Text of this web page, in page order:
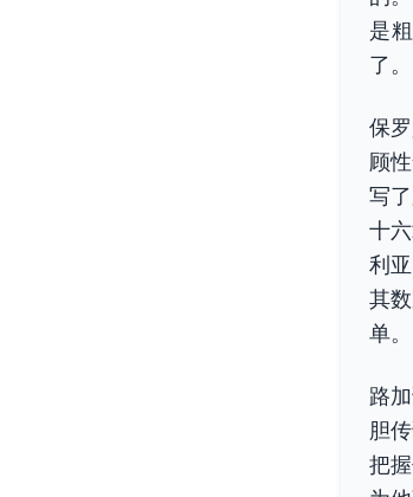
是
了。
保
顾
写
十
利
其
单。
路
胆
把